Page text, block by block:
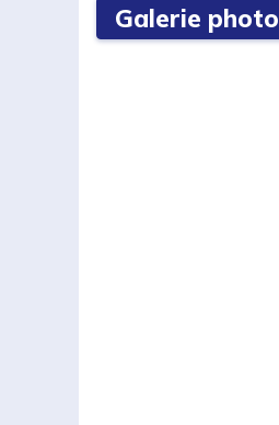
Galerie photo